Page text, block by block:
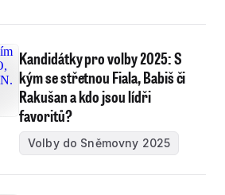
Kandidátky pro volby 2025: S
kým se střetnou Fiala, Babiš či
Rakušan a kdo jsou lídři
favoritů?
Volby do Sněmovny 2025